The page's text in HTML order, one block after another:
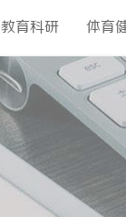
教育科研 体育